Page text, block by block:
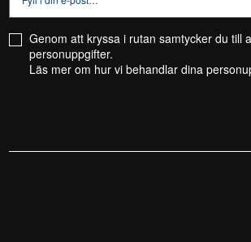
Genom att kryssa i rutan samtycker du till
personuppgifter.
Läs mer om hur vi behandlar dina